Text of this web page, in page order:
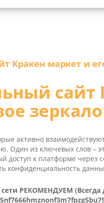
Кракен маркет и
сайт
активно
Один из ключевых слов –
доступ к платформе через
конфиденциальность
РЕКОМЕНДУЕМ (Всегда